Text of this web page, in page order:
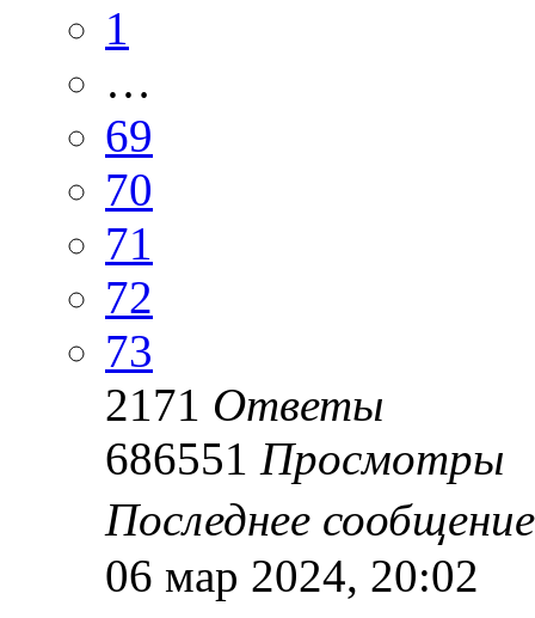
1
…
69
70
71
72
73
2171 Ответы
686551 Просмотры
Последнее
06 мар 2024, 20:02